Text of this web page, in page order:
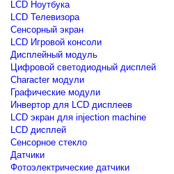
LCD Ноутбука
LCD Телевизора
Сенсорный экран
LCD Игровой консоли
Дисплейный модуль
Цифровой светодиодный дисплей
Сharacter модули
Графические модули
Инвертор для LCD дисплеев
LCD экран для injection machine
LCD дисплей
Сенсорное стекло
Датчики
Фотоэлектрические датчики